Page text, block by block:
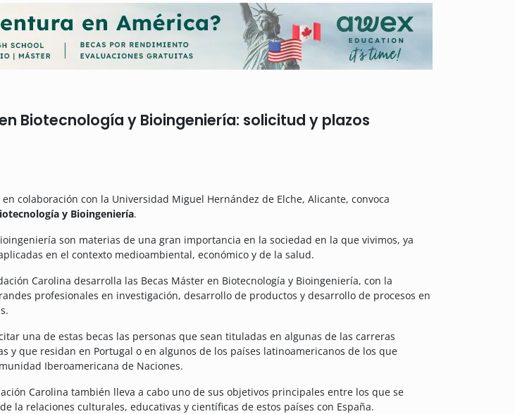
Biotecnología y Bioingeniería: solicitud y plazos
colaboración con la Universidad Miguel Hernández de Elche, Alicante, convoca
y Bioingeniería.
son materias de una gran importancia en la sociedad en la que vivimos, ya
en el contexto medioambiental, económico y de la salud.
Carolina desarrolla las Becas Máster en Biotecnología y Bioingeniería, con la
profesionales en investigación, desarrollo de productos y desarrollo de procesos en
una de estas becas las personas que sean tituladas en algunas de las carreras
y que residan en Portugal o en algunos de los países latinoamericanos de los que
Iberoamericana de Naciones.
Carolina también lleva a cabo uno de sus objetivos principales entre los que se
la relaciones culturales, educativas y científicas de estos países con España.